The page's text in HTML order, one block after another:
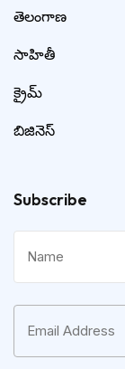
తెలంగాణ
సాహితీ
క్రైమ్
బిజినెస్
Subscribe